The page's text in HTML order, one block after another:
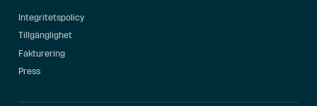
Integritetspolicy
Tillgänglighet
Fakturering
Press